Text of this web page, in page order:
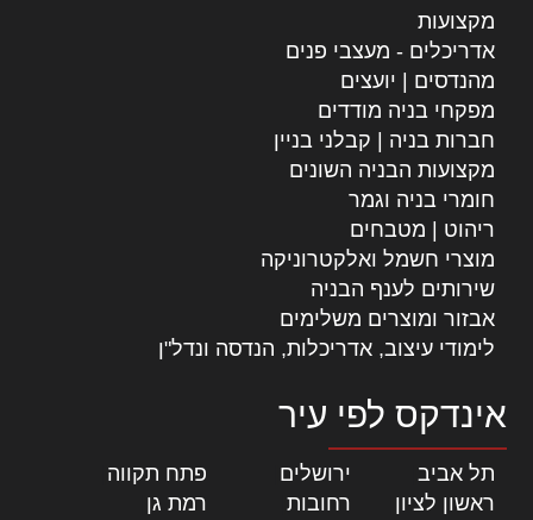
מקצועות
אדריכלים - מעצבי פנים
מהנדסים | יועצים
מפקחי בניה מודדים
חברות בניה | קבלני בניין
מקצועות הבניה השונים
חומרי בניה וגמר
ריהוט | מטבחים
מוצרי חשמל ואלקטרוניקה
שירותים לענף הבניה
אבזור ומוצרים משלימים
לימודי עיצוב, אדריכלות, הנדסה ונדל"ן
אינדקס לפי עיר
תל אביב ירושלים פתח תקווה
ראשון לציון
רחובות רמת גן